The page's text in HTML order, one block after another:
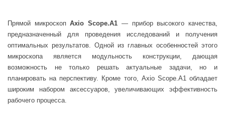
Прямой микроскопAxio Scope.A1 — прибор высокого качества,
предназначенный для проведения исследований и получения
оптимальных результатов. Одной из главных особенностей этого
микроскопа является модульность конструкции, дающая
возможность не только решать актуальные задачи, но и
планировать на перспективу. Кроме того, Axio Scope.A1 обладает
широким набором аксессуаров, увеличивающих эффективность
рабочего процесса.